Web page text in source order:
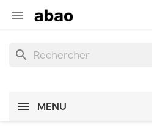

search
MENU